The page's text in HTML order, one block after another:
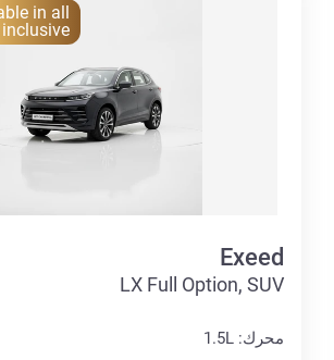
in all
inclusive
Exeed
LX Full Option, SUV
محرك: 1.5L